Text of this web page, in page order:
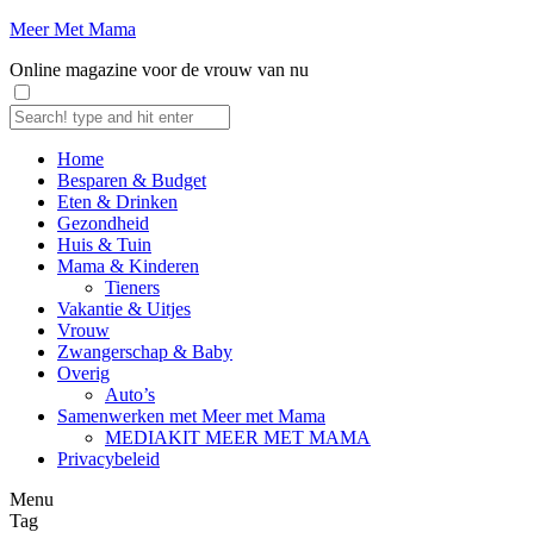
Meer Met Mama
Online magazine voor de vrouw van nu
Home
Besparen & Budget
Eten & Drinken
Gezondheid
Huis & Tuin
Mama & Kinderen
Tieners
Vakantie & Uitjes
Vrouw
Zwangerschap & Baby
Overig
Auto’s
Samenwerken met Meer met Mama
MEDIAKIT MEER MET MAMA
Privacybeleid
Menu
Tag